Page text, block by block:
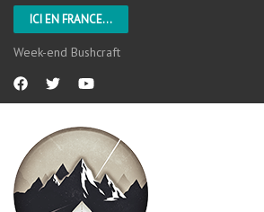
ICI EN FRANCE...
L’Aveyron